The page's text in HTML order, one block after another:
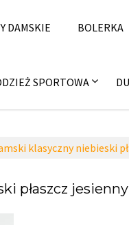
DAMSKIE BOLERKA
SPORTOWA
klasyczny niebieski
płaszcz jesienny